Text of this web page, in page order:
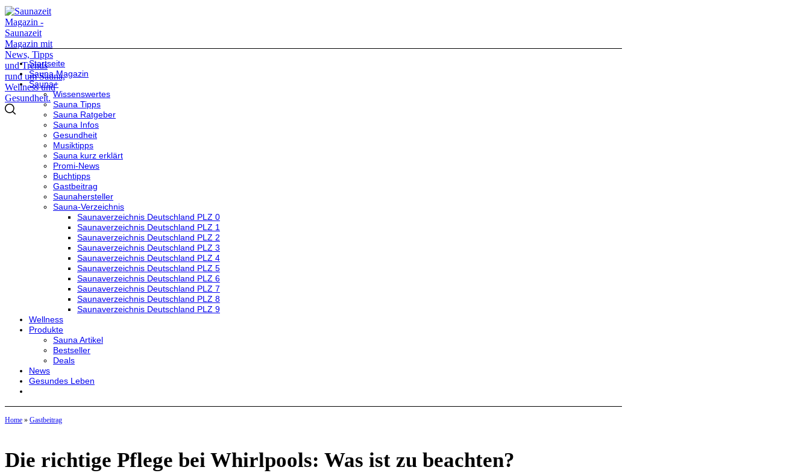
Startseite
Sauna Magazin
Sauna+
Wissenswertes
Sauna Tipps
Sauna Ratgeber
Sauna Infos
Gesundheit
Musiktipps
Sauna kurz erklärt
Promi-News
Buchtipps
Gastbeitrag
Saunahersteller
Sauna-Verzeichnis
Saunaverzeichnis Deutschland PLZ 0
Saunaverzeichnis Deutschland PLZ 1
Saunaverzeichnis Deutschland PLZ 2
Saunaverzeichnis Deutschland PLZ 3
Saunaverzeichnis Deutschland PLZ 4
Saunaverzeichnis Deutschland PLZ 5
Saunaverzeichnis Deutschland PLZ 6
Saunaverzeichnis Deutschland PLZ 7
Saunaverzeichnis Deutschland PLZ 8
Saunaverzeichnis Deutschland PLZ 9
Wellness
Produkte
Sauna Artikel
Bestseller
Deals
News
Gesundes Leben
Home » Gastbeitrag
Die richtige Pflege bei Whirlpools: Was ist zu beachten?